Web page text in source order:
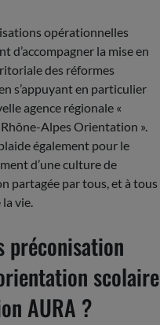
opérationnelles
d’accompagner la mise en
des réformes
s’appuyant en particulier
agence régionale «
Alpes Orientation ».
également pour le
d’une culture de
partagée par tous, et à tous
la vie.
préconisation
scolaire
AURA ?